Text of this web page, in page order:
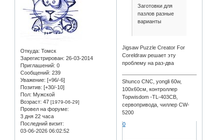
Откуда: Томск
Зарегистрирован: 26-03-2014
Приглашений: 0
Сообщений: 239
Уважение: [+96/-6]
Позитив: [+30/-10]
Пол: Мужской
Возраст: 47 [1979-06-29]
Провел на форуме:
3 дня 22 часа
Последний визит:
03-06-2026 06:02:52
Заготовки для
пазлов разные
варианты
Jigsaw Puzzle Creator For
Coreldraw решает эту
проблему на раз-два
Shunco CNC, yongli 60w,
100x60см, контроллер
Topwisdom -TL-403CB,
сервопривода, чиллер CW-
5200
0